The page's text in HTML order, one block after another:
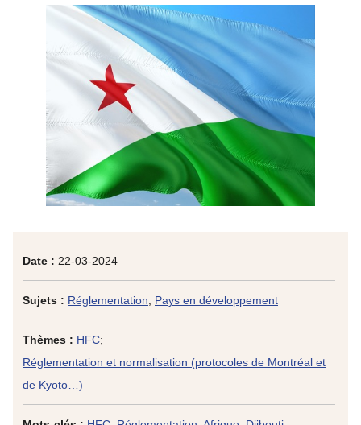
Date : 22-03-2024
Sujets : Réglementation; Pays en développement
Thèmes : HFC;
Réglementation et normalisation (protocoles de Montréal et
de Kyoto…)